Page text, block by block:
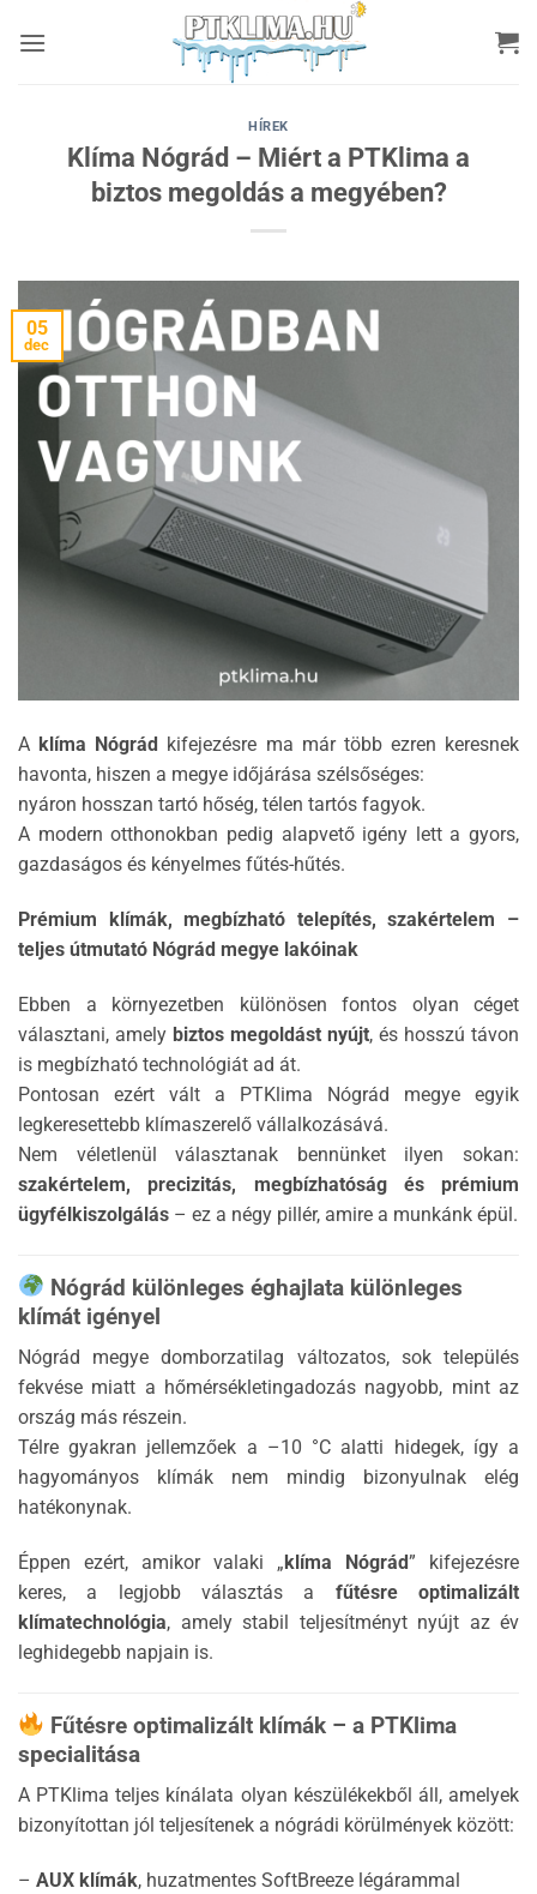
HÍREK
Klíma Nógrád – Miért a PTKlima a
biztos megoldás a megyében?
05
dec
A klíma Nógrád kifejezésre ma már több ezren keresnek
havonta, hiszen a megye időjárása szélsőséges:
nyáron hosszan tartó hőség, télen tartós fagyok.
A modern otthonokban pedig alapvető igény lett a gyors,
gazdaságos és kényelmes fűtés-hűtés.
Prémium klímák, megbízható telepítés, szakértelem –
teljes útmutató Nógrád megye lakóinak
Ebben a környezetben különösen fontos olyan céget
választani, amely biztos megoldást nyújt, és hosszú távon
is megbízható technológiát ad át.
Pontosan ezért vált a PTKlima Nógrád megye egyik
legkeresettebb klímaszerelő vállalkozásává.
Nem véletlenül választanak bennünket ilyen sokan:
szakértelem, precizitás, megbízhatóság és prémium
ügyfélkiszolgálás – ez a négy pillér, amire a munkánk épül.
Nógrád különleges éghajlata különleges
klímát igényel
Nógrád megye domborzatilag változatos, sok település
fekvése miatt a hőmérsékletingadozás nagyobb, mint az
ország más részein.
Télre gyakran jellemzőek a –10 °C alatti hidegek, így a
hagyományos klímák nem mindig bizonyulnak elég
hatékonynak.
Éppen ezért, amikor valaki „klíma Nógrád” kifejezésre
keres, a legjobb választás a fűtésre optimalizált
klímatechnológia, amely stabil teljesítményt nyújt az év
leghidegebb napjain is.
Fűtésre optimalizált klímák – a PTKlima
specialitása
A PTKlima teljes kínálata olyan készülékekből áll, amelyek
bizonyítottan jól teljesítenek a nógrádi körülmények között:
– AUX klímák, huzatmentes SoftBreeze légárammal